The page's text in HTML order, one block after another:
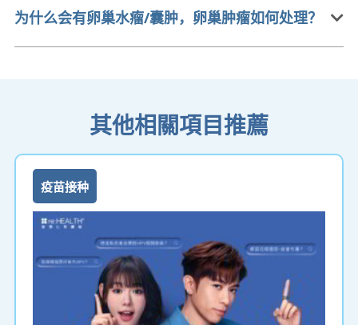
为什么会有卵巢水瘤/囊肿，卵巢肿瘤如何处理？
其他相關項目推薦
疫苗接种